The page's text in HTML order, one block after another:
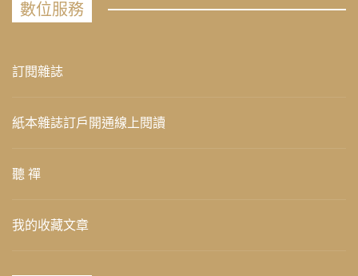
數位服務
訂閱雜誌
紙本雜誌訂戶開通線上閱讀
聽 禪
我的收藏文章